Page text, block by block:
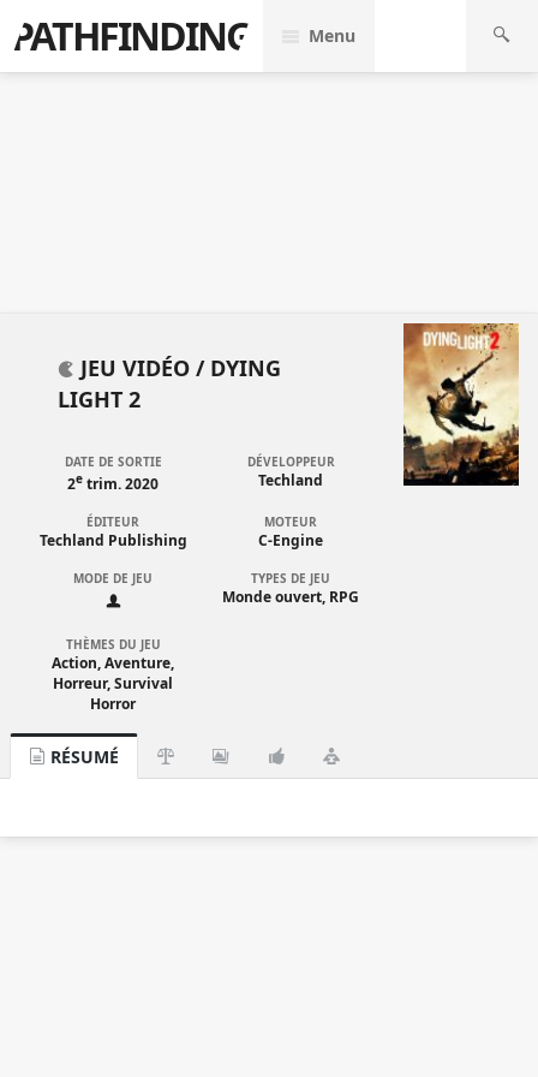
PATHFINDING Menu
JEU VIDÉO / DYING
LIGHT 2
DATE DE SORTIE
2e trim. 2020
DÉVELOPPEUR
Techland
ÉDITEUR
Techland Publishing
MOTEUR
C-Engine
MODE DE JEU TYPES DE JEU
Monde ouvert, RPG
THÈMES DU JEU
Action, Aventure,
Horreur, Survival
Horror
RÉSUMÉ